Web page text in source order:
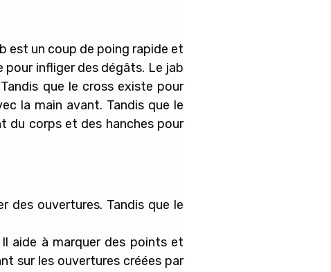
est un coup de poing rapide et
pour infliger des dégâts. Le jab
que le cross existe pour
la main avant. Tandis que le
du corps et des hanches pour
des ouvertures. Tandis que le
aide à marquer des points et
sur les ouvertures créées par